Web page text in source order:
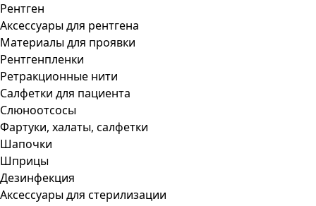
Рентген
Аксессуары для рентгена
Материалы для проявки
Рентгенпленки
Ретракционные нити
Салфетки для пациента
Слюноотсосы
Фартуки, халаты, салфетки
Шапочки
Шприцы
Дезинфекция
Аксессуары для стерилизации